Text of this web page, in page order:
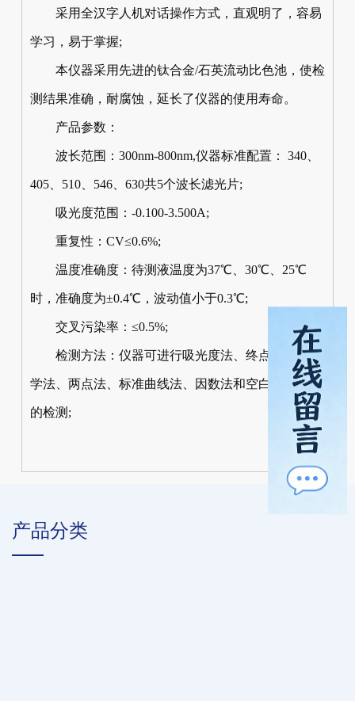
采用全汉字人机对话操作方式，直观明了，容易
学习，易于掌握;
本仪器采用先进的钛合金/石英流动比色池，使检
测结果准确，耐腐蚀，延长了仪器的使用寿命。
产品参数：
波长范围：300nm-800nm,仪器标准配置： 340、
405、510、546、630共5个波长滤光片;
吸光度范围：-0.100-3.500A;
重复性：CV≤0.6%;
温度准确度：待测液温度为37℃、30℃、25℃
时，准确度为±0.4℃，波动值小于0.3℃;
交叉污染率：≤0.5%;
检测方法：仪器可进行吸光度法、终点法、动力
学法、两点法、标准曲线法、因数法和空白对照管法
的检测;
产品分类